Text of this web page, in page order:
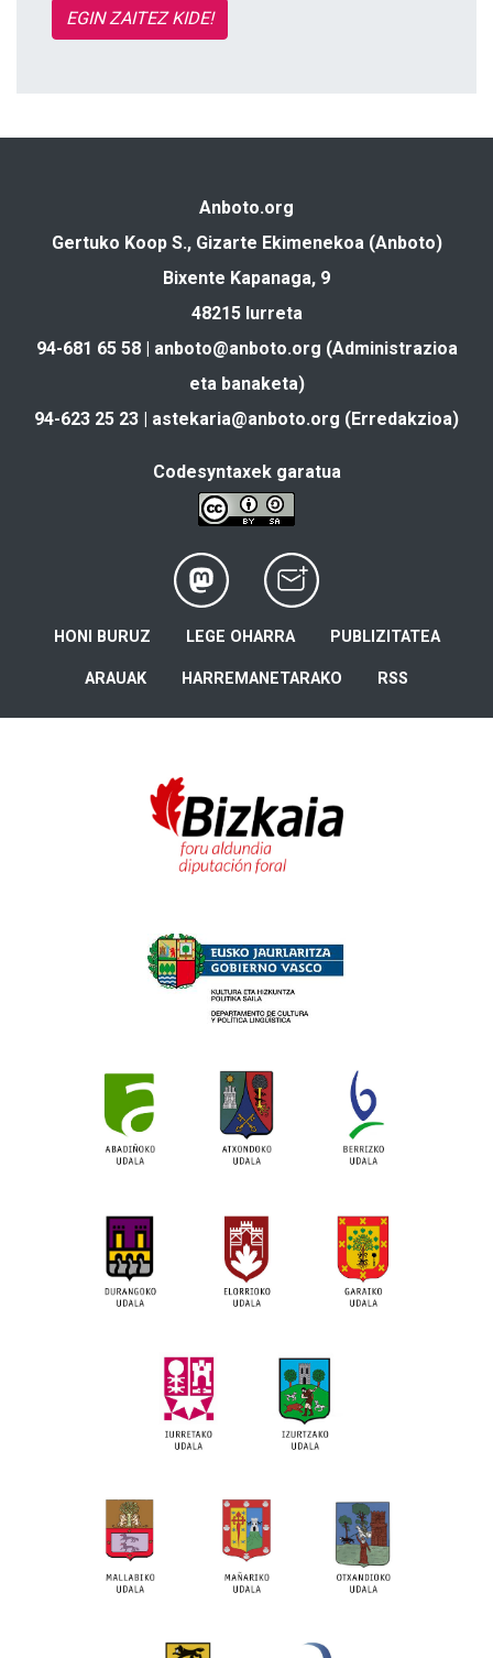
EGIN ZAITEZ KIDE!
Anboto.org
Gertuko Koop S., Gizarte Ekimenekoa (Anboto)
Bixente Kapanaga, 9
48215 Iurreta
94-681 65 58 | anboto@anboto.org (Administrazioa
eta banaketa)
94-623 25 23 | astekaria@anboto.org (Erredakzioa)
Codesyntaxek garatua
HONI BURUZ LEGE OHARRA PUBLIZITATEA
ARAUAK HARREMANETARAKO RSS